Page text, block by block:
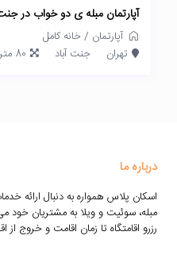
آپارتمان مبله ی دو خواب در
آپارتمان /خانه کامل
تهران
جنت آباد 80 متر
درباره ما
اسکان پلاس همواره به دنبال ارائه
مبله، سوئیت و ویلا به مشتریان خود
رزرو اقامتگاه تا زمان اقامت و خروج از